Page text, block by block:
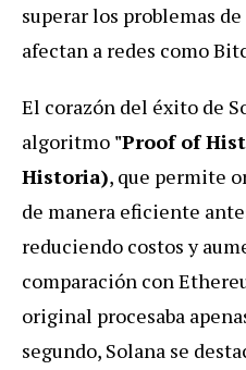
superar los problemas
afectan a redes como
El corazón del éxito de
algoritmo "Proof of
Historia), que permite
de manera eficiente
reduciendo costos y
comparación con
original procesaba
segundo, Solana se